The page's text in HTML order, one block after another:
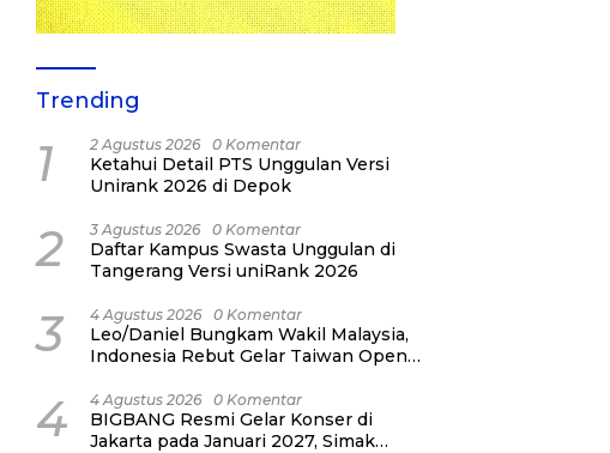
Trending
1 2 Agustus 2026 0 Komentar
Ketahui Detail PTS Unggulan Versi
Unirank 2026 di Depok
2 3 Agustus 2026 0 Komentar
Daftar Kampus Swasta Unggulan di
Tangerang Versi uniRank 2026
3 4 Agustus 2026 0 Komentar
Leo/Daniel Bungkam Wakil Malaysia,
Indonesia Rebut Gelar Taiwan Open
4 4 Agustus 2026 0 Komentar
BIGBANG Resmi Gelar Konser di
Jakarta pada Januari 2027, Simak